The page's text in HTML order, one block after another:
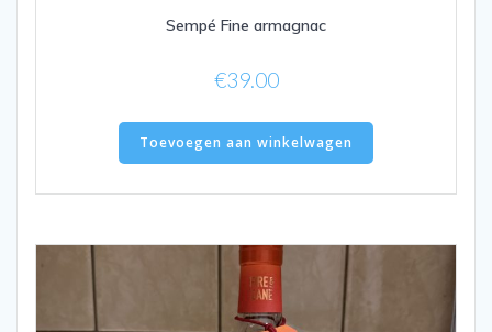
Sempé Fine armagnac
€39.00
Toevoegen aan winkelwagen